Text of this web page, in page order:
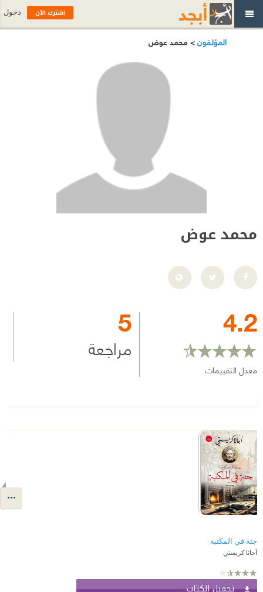
المؤلفون> محمد عوض
محمد عوض
4.2
معدل التقييمات
5
مراجعة
جثة في المكتبة
أجاثا كريستي
اشترك الآن دخول